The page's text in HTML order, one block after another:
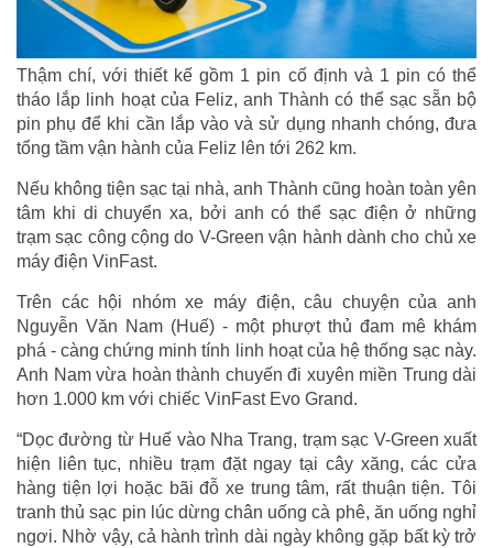
Thậm chí, với thiết kế gồm 1 pin cố định và 1 pin có thể
tháo lắp linh hoạt của Feliz, anh Thành có thể sạc sẵn bộ
pin phụ để khi cần lắp vào và sử dụng nhanh chóng, đưa
tổng tầm vận hành của Feliz lên tới 262 km.
Nếu không tiện sạc tại nhà, anh Thành cũng hoàn toàn yên
tâm khi di chuyển xa, bởi anh có thể sạc điện ở những
trạm sạc công cộng do V-Green vận hành dành cho chủ xe
máy điện VinFast.
Trên các hội nhóm xe máy điện, câu chuyện của anh
Nguyễn Văn Nam (Huế) - một phượt thủ đam mê khám
phá - càng chứng minh tính linh hoạt của hệ thống sạc này.
Anh Nam vừa hoàn thành chuyến đi xuyên miền Trung dài
hơn 1.000 km với chiếc VinFast Evo Grand.
“Dọc đường từ Huế vào Nha Trang, trạm sạc V-Green xuất
hiện liên tục, nhiều trạm đặt ngay tại cây xăng, các cửa
hàng tiện lợi hoặc bãi đỗ xe trung tâm, rất thuận tiện. Tôi
tranh thủ sạc pin lúc dừng chân uống cà phê, ăn uống nghỉ
ngơi. Nhờ vậy, cả hành trình dài ngày không gặp bất kỳ trở